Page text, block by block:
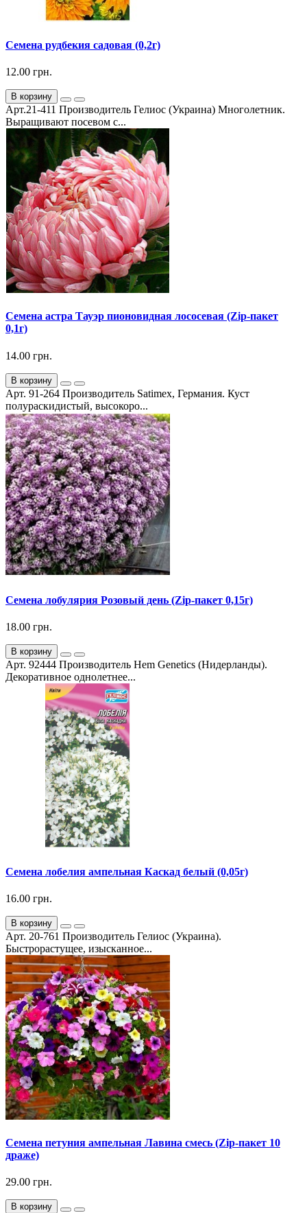
Семена рудбекия садовая (0,2г)
12.00 грн.
В корзину
Арт.21-411 Производитель Гелиос (Украина) Многолетник.
Выращивают посевом с...
Семена астра Тауэр пионовидная лососевая (Zip-пакет
0,1г)
14.00 грн.
В корзину
Арт. 91-264 Производитель Satimex, Германия. Куст
полураскидистый, высокоро...
Семена лобулярия Розовый день (Zip-пакет 0,15г)
18.00 грн.
В корзину
Арт. 92444 Производитель Hem Genetics (Нидерланды).
Декоративное однолетнее...
Семена лобелия ампельная Каскад белый (0,05г)
16.00 грн.
В корзину
Арт. 20-761 Производитель Гелиос (Украина).
Быстрорастущее, изысканное...
Семена петуния ампельная Лавина смесь (Zip-пакет 10
драже)
29.00 грн.
В корзину